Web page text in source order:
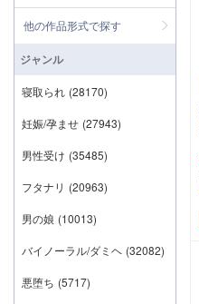
他の作品形式で探す
ジャンル
寝取られ (28170)
妊娠/孕ませ (27943)
男性受け (35485)
フタナリ (20963)
男の娘 (10013)
バイノーラル/ダミヘ (32082)
悪堕ち (5717)